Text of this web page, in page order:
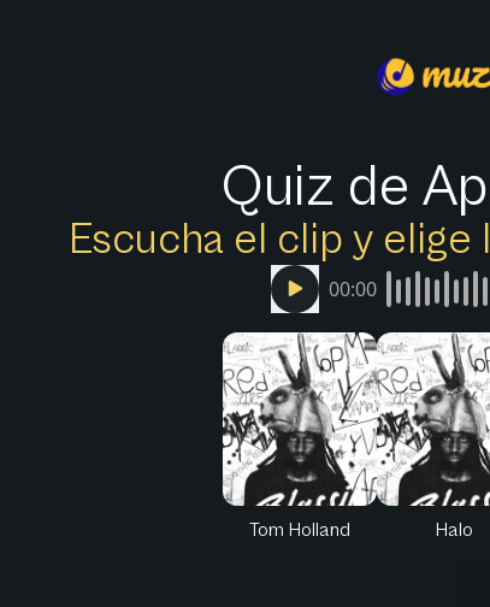
Quiz de
Escucha el clip y
00:00
Tom Holland Halo